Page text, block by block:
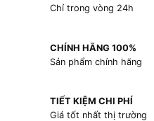
Chỉ trong vòng 24h
CHÍNH HÃNG 100%
Sản phẩm chính hãng
TIẾT KIỆM CHI PHÍ
Giá tốt nhất thị trường